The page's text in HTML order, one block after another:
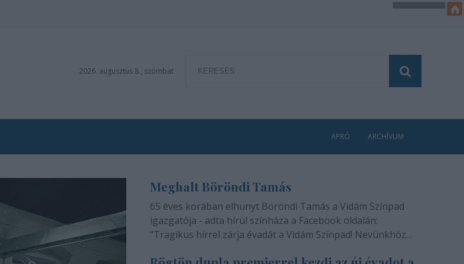
2026. augusztus 8., szombat
APRÓ ARCHÍVUM
Meghalt Böröndi Tamás
65 éves korában elhunyt Böröndi Tamás a Vidám Színpad
igazgatója - adta hírül színháza a Facebook oldalán:
"Tragikus hírrel zárja évadát a Vidám Színpad! Nevünkhöz